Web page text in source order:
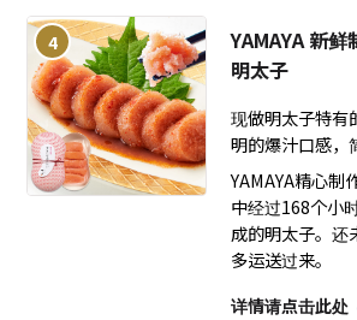
4
YAMAYA 新
明太子
现做明太子特有
明的爆汁口感，
YAMAYA精心制
中经过168个小
成的明太子。还
多运送过来。
详情请点击此处